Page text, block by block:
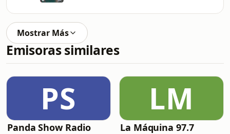
Mostrar Más
Emisoras similares
PS
Panda Show Radio
LM
La Máquina 97.7